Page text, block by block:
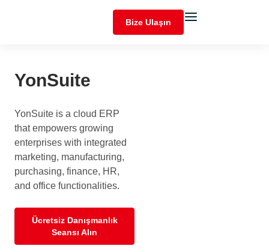
Bize Ulaşın
YonSuite
YonSuite is a cloud ERP
that empowers growing
enterprises with integrated
marketing, manufacturing,
purchasing, finance, HR,
and office functionalities.
Ücretsiz Danışmanlık
Seansı Alın